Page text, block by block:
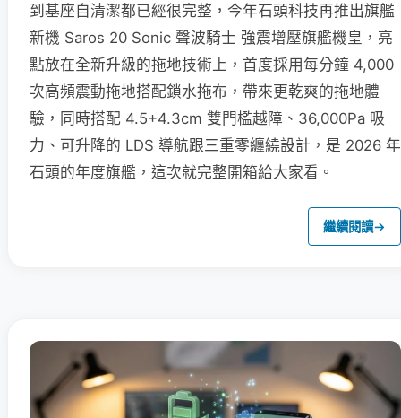
到基座自清潔都已經很完整，今年石頭科技再推出旗艦
新機 Saros 20 Sonic 聲波騎士 強震增壓旗艦機皇，亮
點放在全新升級的拖地技術上，首度採用每分鐘 4,000
次高頻震動拖地搭配鎖水拖布，帶來更乾爽的拖地體
驗，同時搭配 4.5+4.3cm 雙門檻越障、36,000Pa 吸
力、可升降的 LDS 導航跟三重零纏繞設計，是 2026 年
石頭的年度旗艦，這次就完整開箱給大家看。
繼續閱讀→